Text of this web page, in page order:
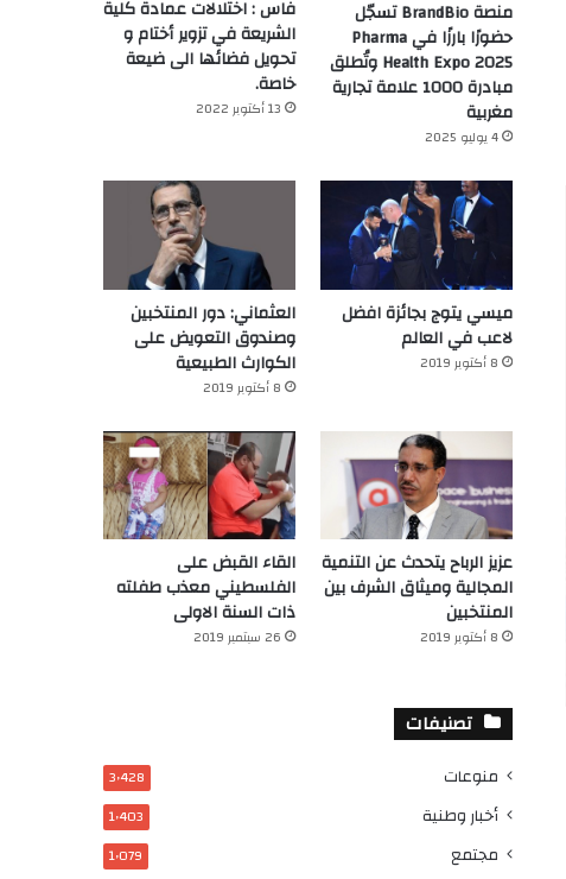
منصة BrandBio تسجّل
حضورًا بارزًا في Pharma
Health Expo 2025 وتُطلق
مبادرة 1000 علامة تجارية
مغربية
4 يوليو 2025
فاس : اختلالات عمادة كلية
الشريعة في تزوير أختام و
تحويل فضائها الى ضيعة
خاصة.
13 أكتوبر 2022
ميسي يتوج بجائزة افضل
لاعب في العالم‎
8 أكتوبر 2019
العثماني: دور المنتخبين
وصندوق التعويض على
الكوارث الطبيعية
8 أكتوبر 2019
عزيز الرباح يتحدث عن التنمية
المجالية وميثاق الشرف بين
المنتخبين
8 أكتوبر 2019
القاء القبض على
الفلسطيني معذب طفلته
ذات السنة الاولى
26 سبتمبر 2019
تصنيفات
منوعات 3٬428
أخبار وطنية 1٬403
مجتمع 1٬079